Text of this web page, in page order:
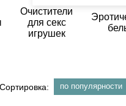
Очистители
для секс
игрушек
Сортировка: по популярности